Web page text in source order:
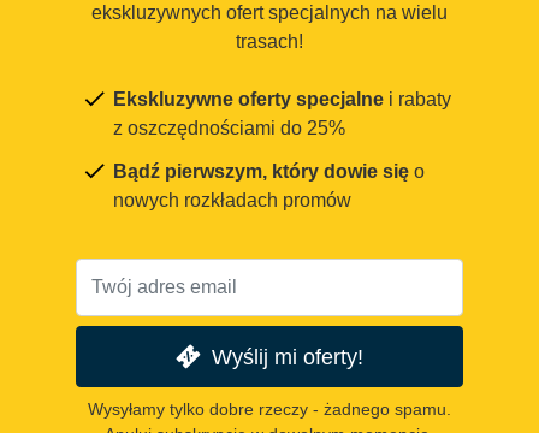
ekskluzywnych ofert specjalnych na wielu
trasach!
Ekskluzywne oferty specjalne i rabaty
z oszczędnościami do 25%
Bądź pierwszym, który dowie się o
nowych rozkładach promów
Wyślij mi oferty!
Wysyłamy tylko dobre rzeczy - żadnego spamu.